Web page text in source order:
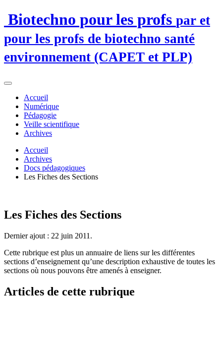
Biotechno pour les profs par et
pour les profs de biotechno santé
environnement (CAPET et PLP)
Accueil
Numérique
Pédagogie
Veille scientifique
Archives
Accueil
Archives
Docs pédagogiques
Les Fiches des Sections
Les Fiches des Sections
Dernier ajout : 22 juin 2011.
Cette rubrique est plus un annuaire de liens sur les différentes
sections d’enseignement qu’une description exhaustive de toutes les
sections où nous pouvons être amenés à enseigner.
Articles de cette rubrique